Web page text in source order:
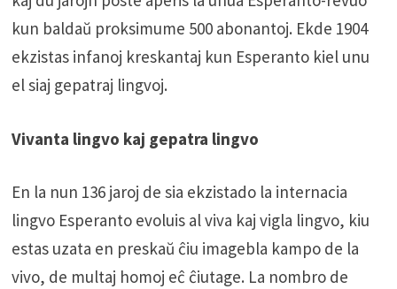
kun baldaŭ proksimume 500 abonantoj. Ekde 1904
ekzistas infanoj kreskantaj kun Esperanto kiel unu
el siaj gepatraj lingvoj.
Vivanta lingvo kaj gepatra lingvo
En la nun 136 jaroj de sia ekzistado la internacia
lingvo Esperanto evoluis al viva kaj vigla lingvo, kiu
estas uzata en preskaŭ ĉiu imagebla kampo de la
vivo, de multaj homoj eĉ ĉiutage. La nombro de